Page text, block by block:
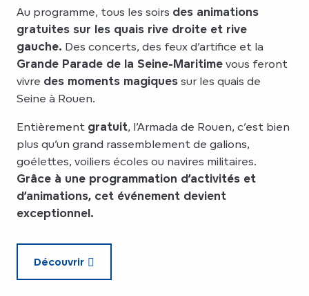
Au programme, tous les soirs des animations
gratuites sur les quais rive droite et rive
gauche. Des concerts, des feux d’artifice et la
Grande Parade de la Seine-Maritime vous feront
vivre des moments magiques sur les quais de
Seine à Rouen.
Entièrement gratuit, l’Armada de Rouen, c’est bien
plus qu’un grand rassemblement de galions,
goélettes, voiliers écoles ou navires militaires.
Grâce à une programmation d’activités et
d’animations, cet événement devient
exceptionnel.
Découvrir